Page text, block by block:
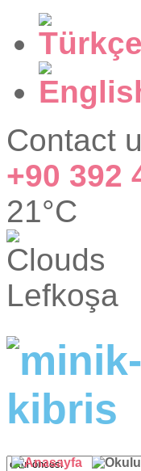
Contact
+90 392
21°C
Lefkoşa